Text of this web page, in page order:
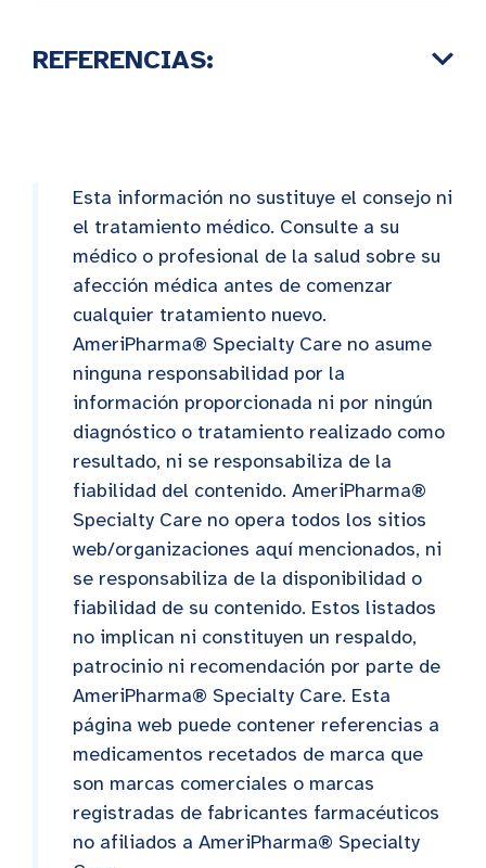
REFERENCIAS:
Esta información no sustituye el consejo ni
el tratamiento médico. Consulte a su
médico o profesional de la salud sobre su
afección médica antes de comenzar
cualquier tratamiento nuevo.
AmeriPharma® Specialty Care no asume
ninguna responsabilidad por la
información proporcionada ni por ningún
diagnóstico o tratamiento realizado como
resultado, ni se responsabiliza de la
fiabilidad del contenido. AmeriPharma®
Specialty Care no opera todos los sitios
web/organizaciones aquí mencionados, ni
se responsabiliza de la disponibilidad o
fiabilidad de su contenido. Estos listados
no implican ni constituyen un respaldo,
patrocinio ni recomendación por parte de
AmeriPharma® Specialty Care. Esta
página web puede contener referencias a
medicamentos recetados de marca que
son marcas comerciales o marcas
registradas de fabricantes farmacéuticos
no afiliados a AmeriPharma® Specialty